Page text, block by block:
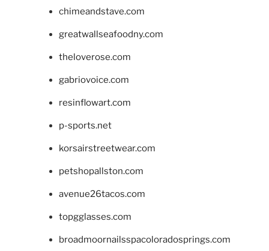
chimeandstave.com
greatwallseafoodny.com
theloverose.com
gabriovoice.com
resinflowart.com
p-sports.net
korsairstreetwear.com
petshopallston.com
avenue26tacos.com
topgglasses.com
broadmoornailsspacoloradosprings.com